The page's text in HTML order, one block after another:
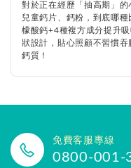
對於正在經歷「抽高期」
兒童鈣片、鈣粉，到底哪
檬酸鈣+4種複方成分提升
狀設計，貼心照顧不習慣
鈣質！
免費客服專線
0800-001-